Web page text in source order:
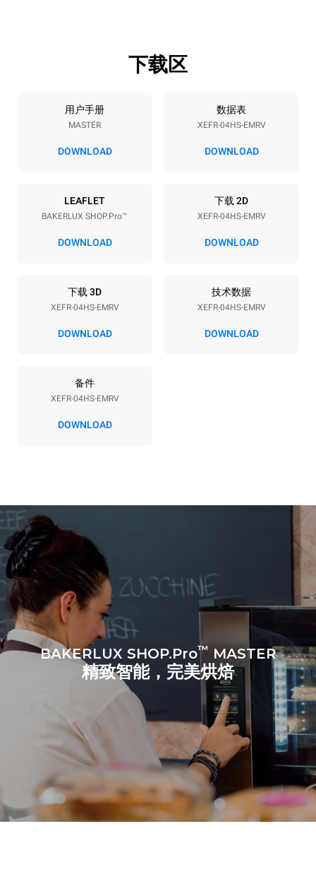
烤盘规格
4 460x330
烤盘间距
电压
220-240V 1~
功率
3,5 kW
*电力能耗（kwh）和co2排放
下载区
用户手册
MASTER
DOWNLOAD
数据表
XEFR-04HS-EMRV
DOWNLOAD
LEAFLET
BAKERLUX SHOP.Pro™
DOWNLOAD
下载 2D
XEFR-04HS-EMRV
DOWNLOAD
下载 3D
XEFR-04HS-EMRV
DOWNLOAD
技术数据
XEFR-04HS-EMRV
DOWNLOAD
备件
XEFR-04HS-EMRV
DOWNLOAD
BAKERLUX SHOP.Pro™ MASTER
精致智能，完美烘焙